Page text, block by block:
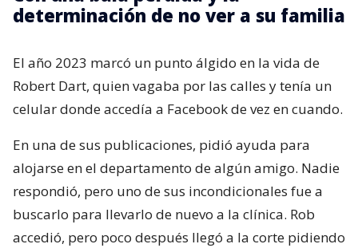
determinación de no ver a su familia
El año 2023 marcó un punto álgido en la vida de
Robert Dart, quien vagaba por las calles y tenía un
celular donde accedía a Facebook de vez en cuando.
En una de sus publicaciones, pidió ayuda para
alojarse en el departamento de algún amigo. Nadie
respondió, pero uno de sus incondicionales fue a
buscarlo para llevarlo de nuevo a la clínica. Rob
accedió, pero poco después llegó a la corte pidiendo